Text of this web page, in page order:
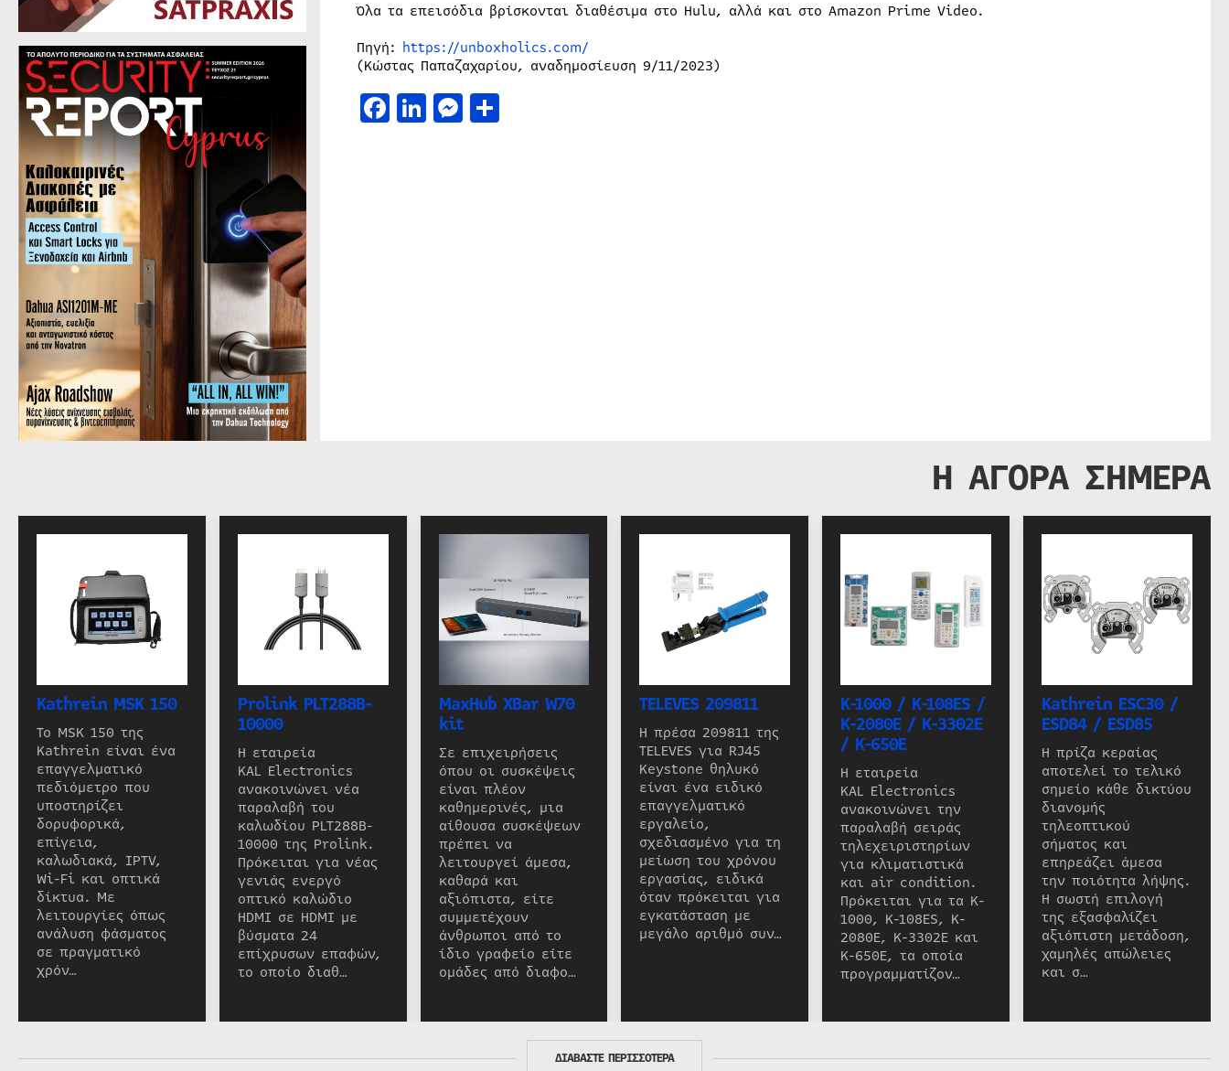
Όλα τα επεισόδια βρίσκονται διαθέσιμα στο Hulu, αλλά και στο Amazon Prime Video.
Πηγή: https://unboxholics.com/
(Κώστας Παπαζαχαρίου, αναδημοσίευση 9/11/2023)
Facebook
LinkedIn
Messenger
Μοιραστείτε
Η ΑΓΟΡΑ ΣΗΜΕΡΑ
Kathrein MSK 150
Το MSK 150 της
Kathrein είναι ένα
επαγγελματικό
πεδιόμετρο που
υποστηρίζει
δορυφορικά,
επίγεια,
καλωδιακά, IPTV,
Wi-Fi και οπτικά
δίκτυα. Με
λειτουργίες όπως
ανάλυση φάσματος
σε πραγματικό
χρόν…
Prolink PLT288B-
10000
Η εταιρεία
KAL Electronics
ανακοινώνει νέα
παραλαβή του
καλωδίου PLT288B-
10000 της Prolink.
Πρόκειται για νέας
γενιάς ενεργό
οπτικό καλώδιο
HDMI σε HDMI με
βύσματα 24
επίχρυσων επαφών,
το οποίο διαθ…
MaxHub XBar W70
kit
Σε επιχειρήσεις
όπου οι συσκέψεις
είναι πλέον
καθημερινές, μια
αίθουσα συσκέψεων
πρέπει να
λειτουργεί άμεσα,
καθαρά και
αξιόπιστα, είτε
συμμετέχουν
άνθρωποι από το
ίδιο γραφείο είτε
ομάδες από διαφο…
TELEVES 209811
Η πρέσα 209811 της
TELEVES για RJ45
Keystone θηλυκό
είναι ένα ειδικό
επαγγελματικό
εργαλείο,
σχεδιασμένο για τη
μείωση του χρόνου
εργασίας, ειδικά
όταν πρόκειται για
εγκατάσταση με
μεγάλο αριθμό συν…
K-1000 / K-108ES /
K-2080E / K-3302E
/ K-650E
Η εταιρεία
KAL Electronics
ανακοινώνει την
παραλαβή σειράς
τηλεχειριστηρίων
για κλιματιστικά
και air condition.
Πρόκειται για τα K-
1000, K-108ES, K-
2080E, K-3302E και
K-650E, τα οποία
προγραμματίζον…
Kathrein ESC30 /
ESD84 / ESD85
Η πρίζα κεραίας
αποτελεί το τελικό
σημείο κάθε δικτύου
διανομής
τηλεοπτικού
σήματος και
επηρεάζει άμεσα
την ποιότητα λήψης.
Η σωστή επιλογή
της εξασφαλίζει
αξιόπιστη μετάδοση,
χαμηλές απώλειες
και σ…
ΔΙΑΒΑΣΤΕ ΠΕΡΙΣΣΟΤΕΡΑ